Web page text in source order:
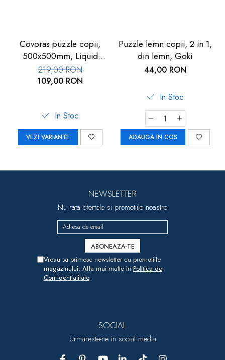
Covoras puzzle copii,
500x500mm, Liquid
Floor
219,00 RON
109,00 RON
In Stoc
VEZI VARIANTE
Puzzle lemn copii, 2 in 1,
din lemn, Goki
44,00 RON
In Stoc
ADAUGA IN COS
NEWSLETTER
Nu rata ofertele si promotiile noastre
Vreau sa primesc newsletter cu promotiile
magazinului. Afla mai multe in Politica de
Confidentialitate
SOCIAL
Urmareste-ne in social media